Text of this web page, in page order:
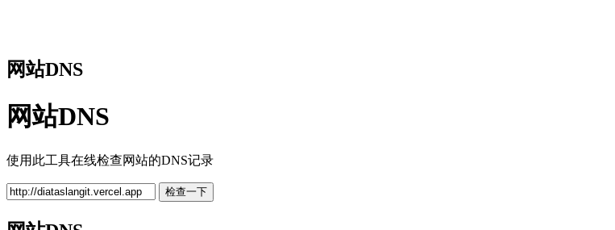
网站DNS
网站DNS
使用此工具在线检查网站的DNS记录
检查一下